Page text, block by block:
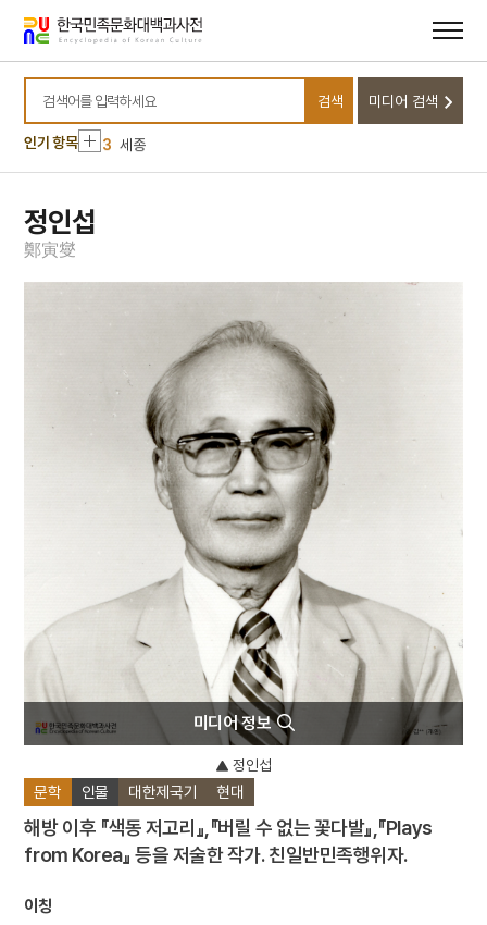
바로가기
바로가기
검색어를 입력하세요
검색 미디어 검색
인기 항목
10 윤석중 동요집
1 금성대군
2 삼성중공업㈜
3
세종
4 팔음
윤석중 동요집
금성대군
삼성중공업㈜
7 살미
세조
윤석중 동요집
정인섭
鄭寅燮
문학 인물 대한제국기 현대
해방 이후 『색동 저고리』,『버릴 수 없는 꽃다발』,『Plays
from Korea』 등을 저술한 작가. 친일반민족행위자.
이칭
미디어 정보
정인섭